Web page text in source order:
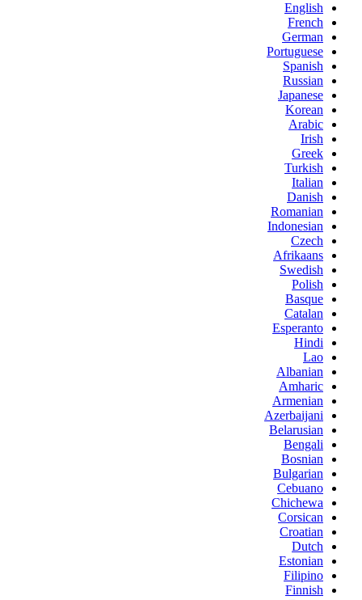
English
French
German
Portuguese
Spanish
Russian
Japanese
Korean
Arabic
Irish
Greek
Turkish
Italian
Danish
Romanian
Indonesian
Czech
Afrikaans
Swedish
Polish
Basque
Catalan
Esperanto
Hindi
Lao
Albanian
Amharic
Armenian
Azerbaijani
Belarusian
Bengali
Bosnian
Bulgarian
Cebuano
Chichewa
Corsican
Croatian
Dutch
Estonian
Filipino
Finnish